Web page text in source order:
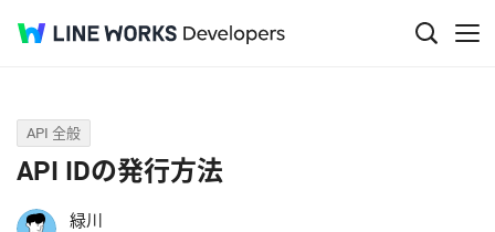
Q&A
API 全般
API IDの発行方法
緑川